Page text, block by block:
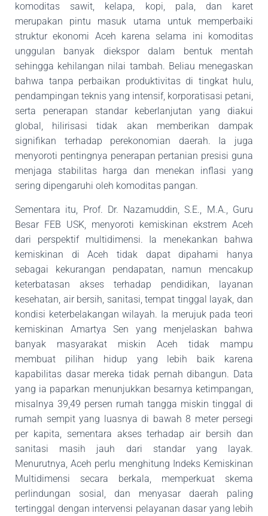
komoditas sawit, kelapa, kopi, pala, dan karet
merupakan pintu masuk utama untuk memperbaiki
struktur ekonomi Aceh karena selama ini komoditas
unggulan banyak diekspor dalam bentuk mentah
sehingga kehilangan nilai tambah. Beliau menegaskan
bahwa tanpa perbaikan produktivitas di tingkat hulu,
pendampingan teknis yang intensif, korporatisasi petani,
serta penerapan standar keberlanjutan yang diakui
global, hilirisasi tidak akan
memberikan dampak
signifikan terhadap perekonomian daerah. Ia juga
menyoroti pentingnya penerapan pertanian presisi guna
menjaga stabilitas harga dan menekan inflasi yang
sering dipengaruhi oleh komoditas pangan.
Sementara itu, Prof. Dr. Nazamuddin, S.E., M.A., Guru
Besar FEB USK, menyoroti kemiskinan ekstrem Aceh
dari perspektif multidimensi. Ia menekankan bahwa
kemiskinan di Aceh tidak dapat dipahami hanya
sebagai kekurangan pendapatan, namun mencakup
keterbatasan akses terhadap pendidikan, layanan
kesehatan, air bersih, sanitasi, tempat tinggal layak, dan
kondisi keterbelakangan wilayah. Ia merujuk pada teori
kemiskinan Amartya Sen yang menjelaskan bahwa
banyak masyarakat miskin Aceh tidak mampu
membuat pilihan hidup yang lebih baik karena
kapabilitas dasar mereka tidak pernah dibangun. Data
yang ia paparkan menunjukkan besarnya ketimpangan,
misalnya 39,49 persen rumah tangga miskin tinggal di
rumah sempit yang luasnya di bawah 8 meter persegi
per kapita, sementara akses terhadap air bersih dan
sanitasi masih jauh dari standar yang layak.
Menurutnya, Aceh perlu menghitung Indeks Kemiskinan
Multidimensi secara berkala, memperkuat skema
perlindungan sosial, dan menyasar daerah paling
tertinggal dengan intervensi pelayanan dasar yang lebih